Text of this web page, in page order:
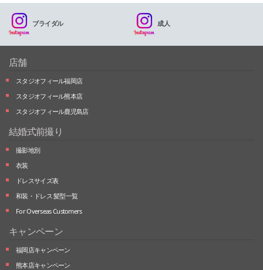
ブライダル 成人
店舗
スタジオフィール福岡店
スタジオフィール熊本店
スタジオフィール鹿児島店
結婚式前撮り
撮影地別
衣装
ドレスサイズ表
和装・ドレス 髪型一覧
For Overseas Customers
キャンペーン
福岡店キャンペーン
熊本店キャンペーン